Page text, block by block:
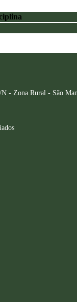
N - Zona Rural - São